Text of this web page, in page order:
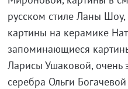
русском стиле Ланы
картины на керамике
запоминающиеся
Ларисы Ушаковой, очень
серебра Ольги